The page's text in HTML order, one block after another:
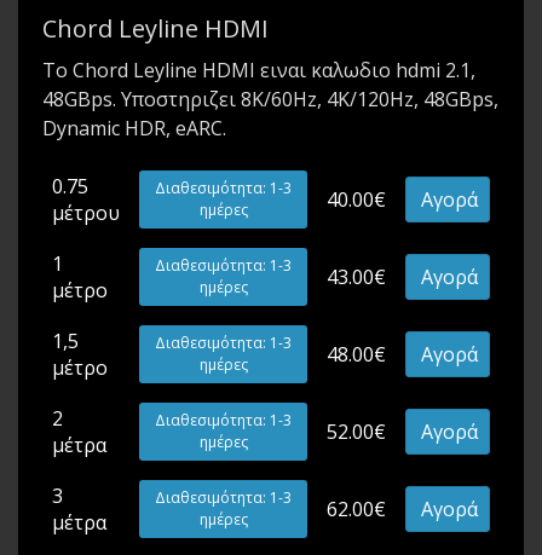
Chord Leyline HDMI
Το Chord Leyline HDMI ειναι καλωδιο hdmi 2.1,
48GBps. Υποστηριζει 8K/60Hz, 4K/120Hz, 48GBps,
Dynamic HDR, eARC.
0.75
μέτρου
Διαθεσιμότητα: 1-3
ημέρες
40.00€ Αγορά
1
μέτρο
Διαθεσιμότητα: 1-3
ημέρες
43.00€ Αγορά
1,5
μέτρο
Διαθεσιμότητα: 1-3
ημέρες
48.00€ Αγορά
2
μέτρα
Διαθεσιμότητα: 1-3
ημέρες
52.00€ Αγορά
3
μέτρα
Διαθεσιμότητα: 1-3
ημέρες
62.00€ Αγορά